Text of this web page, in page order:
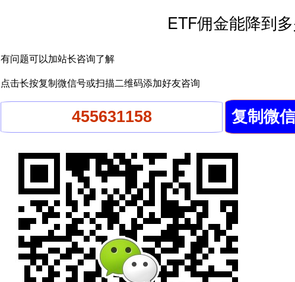
ETF佣金能降到
有问题可以加站长咨询了解
点击长按复制微信号或扫描二维码添加好友咨询